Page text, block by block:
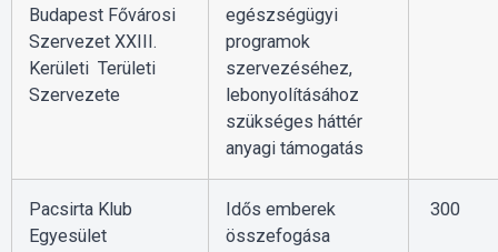
Budapest Fővárosi
Szervezet XXIII.
Kerületi Területi
Szervezete
egészségügyi
programok
szervezéséhez,
lebonyolításához
szükséges háttér
anyagi támogatás
Pacsirta Klub
Egyesület
Idős emberek
összefogása
300